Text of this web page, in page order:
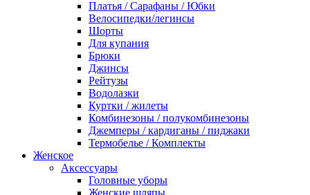
Платья / Сарафаны / Юбки
Велосипедки/легинсы
Шорты
Для купания
Брюки
Джинсы
Рейтузы
Водолазки
Куртки / жилеты
Комбинезоны / полукомбинезоны
Джемперы / кардиганы / пиджаки
Термобелье / Комплекты
Женское
Аксессуары
Головные уборы
Женские шляпы